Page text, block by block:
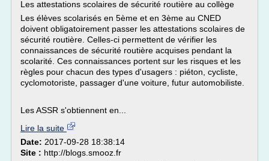
Les attestations scolaires de sécurité routière au collège
Les élèves scolarisés en 5ème et en 3ème au CNED
doivent obligatoirement passer les attestations scolaires de
sécurité routière. Celles-ci permettent de vérifier les
connaissances de sécurité routière acquises pendant la
scolarité. Ces connaissances portent sur les risques et les
règles pour chacun des types d'usagers : piéton, cycliste,
cyclomotoriste, passager d'une voiture, futur automobiliste.
Les ASSR s'obtiennent en...
Lire la suite
Date: 2017-09-28 18:38:14
Site : http://blogs.smooz.fr